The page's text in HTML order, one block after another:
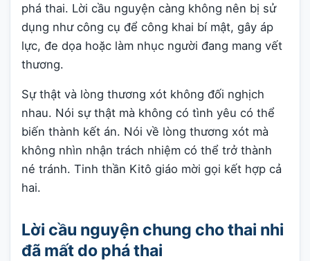
phá thai. Lời cầu nguyện càng không nên bị sử
dụng như công cụ để công khai bí mật, gây áp
lực, đe dọa hoặc làm nhục người đang mang vết
thương.
Sự thật và lòng thương xót không đối nghịch
nhau. Nói sự thật mà không có tình yêu có thể
biến thành kết án. Nói về lòng thương xót mà
không nhìn nhận trách nhiệm có thể trở thành
né tránh. Tinh thần Kitô giáo mời gọi kết hợp cả
hai.
Lời cầu nguyện chung cho thai nhi
đã mất do phá thai